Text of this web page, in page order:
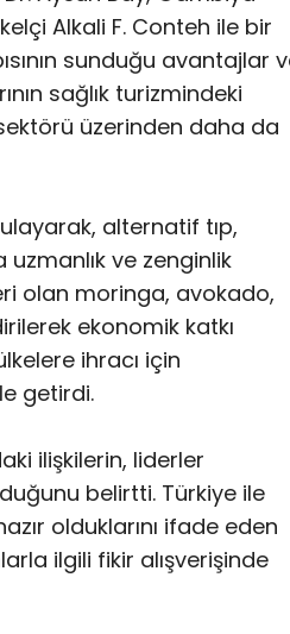
Alkali F. Conteh ile bir
sunduğu avantajlar
sağlık turizmindeki
üzerinden daha da
alternatif tıp,
ve zenginlik
olan moringa, avokado,
ekonomik katkı
ihracı için
getirdi.
ilişkilerin, liderler
belirtti. Türkiye ile
olduklarını ifade eden
ilgili fikir alışverişinde